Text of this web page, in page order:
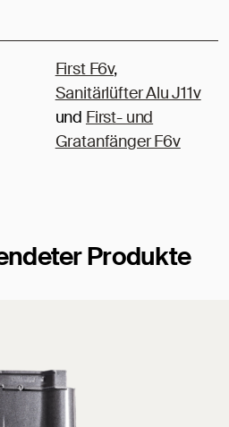
First F6v,
Sanitärlüfter Alu J11v
und First- und
Gratanfänger F6v
Produkte